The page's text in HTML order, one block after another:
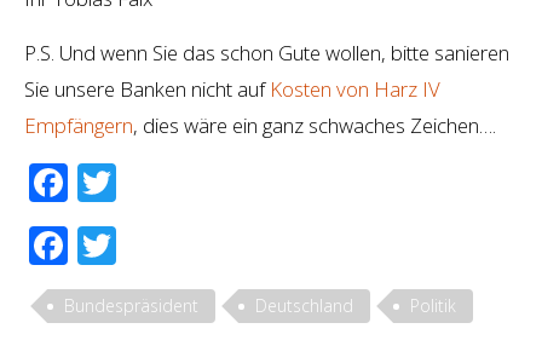
P.S. Und wenn Sie das schon Gute wollen, bitte sanieren
Sie unsere Banken nicht aufKosten von Harz IV
Empfängern, dies wäre ein ganz schwaches Zeichen….
Facebook
Facebook
Bundespräsident Deutschland Politik